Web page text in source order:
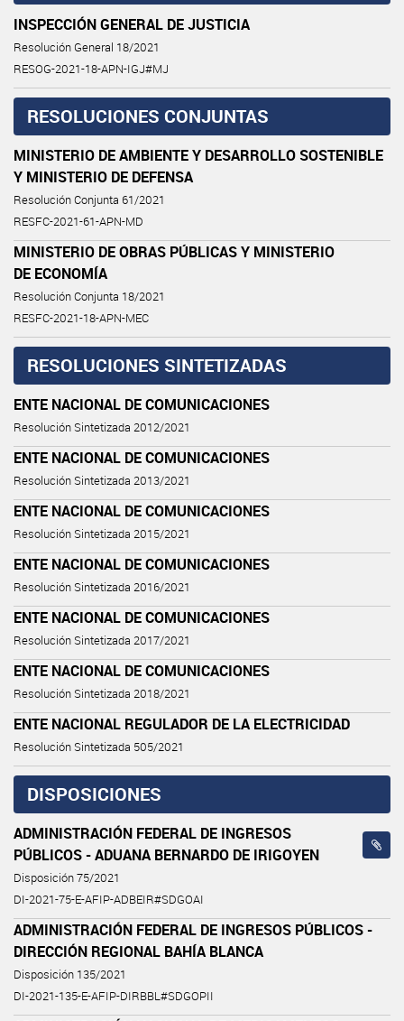
INSPECCIÓN GENERAL DE JUSTICIA
Resolución General 18/2021
RESOG-2021-18-APN-IGJ#MJ
RESOLUCIONES CONJUNTAS
MINISTERIO DE AMBIENTE Y DESARROLLO SOSTENIBLE
Y MINISTERIO DE DEFENSA
Resolución Conjunta 61/2021
RESFC-2021-61-APN-MD
MINISTERIO DE OBRAS PÚBLICAS Y MINISTERIO
DE ECONOMÍA
Resolución Conjunta 18/2021
RESFC-2021-18-APN-MEC
RESOLUCIONES SINTETIZADAS
ENTE NACIONAL DE COMUNICACIONES
Resolución Sintetizada 2012/2021
ENTE NACIONAL DE COMUNICACIONES
Resolución Sintetizada 2013/2021
ENTE NACIONAL DE COMUNICACIONES
Resolución Sintetizada 2015/2021
ENTE NACIONAL DE COMUNICACIONES
Resolución Sintetizada 2016/2021
ENTE NACIONAL DE COMUNICACIONES
Resolución Sintetizada 2017/2021
ENTE NACIONAL DE COMUNICACIONES
Resolución Sintetizada 2018/2021
ENTE NACIONAL REGULADOR DE LA ELECTRICIDAD
Resolución Sintetizada 505/2021
DISPOSICIONES
ADMINISTRACIÓN FEDERAL DE INGRESOS
PÚBLICOS - ADUANA BERNARDO DE IRIGOYEN
Disposición 75/2021
DI-2021-75-E-AFIP-ADBEIR#SDGOAI
ADMINISTRACIÓN FEDERAL DE INGRESOS PÚBLICOS -
DIRECCIÓN REGIONAL BAHÍA BLANCA
Disposición 135/2021
DI-2021-135-E-AFIP-DIRBBL#SDGOPII